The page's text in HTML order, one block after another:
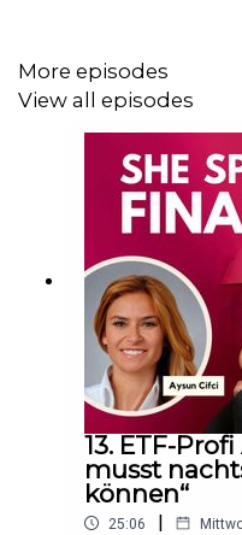
Für mehr feinen
LinkedIn.
More episodes
View all episodes
13. ETF-
musst
können“
25:06 |